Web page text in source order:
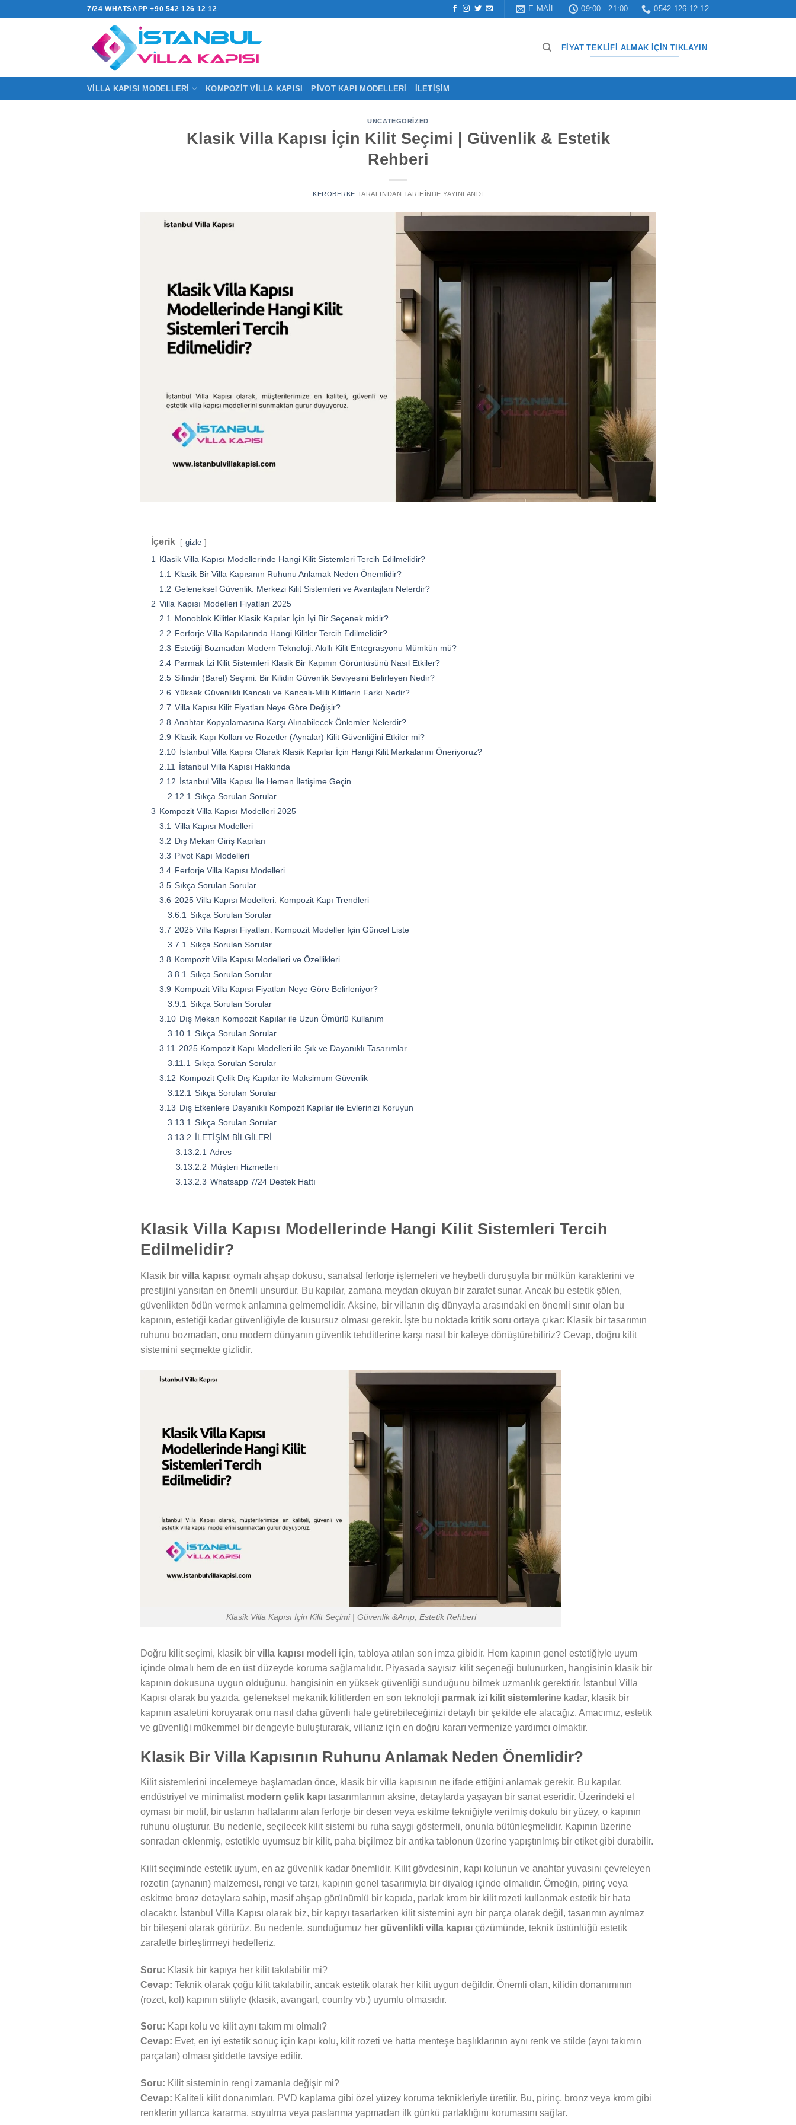
7/24 WHATSAPP +90 542 126 12 12 E-MAIL 09:00 - 21:00 0542 126 12 12
FIYAT TEKLIFI ALMAK İÇIN TIKLAYIN
VILLA KAPISI MODELLERI KOMPOZIT VILLA KAPISI PIVOT KAPI MODELLERI İLETIŞIM
UNCATEGORIZED
Klasik Villa Kapısı İçin Kilit Seçimi | Güvenlik & Estetik
Rehberi
KEROBERKE TARAFINDAN TARIHINDE YAYINLANDI
İçerik gizle
1 Klasik Villa Kapısı Modellerinde Hangi Kilit Sistemleri Tercih Edilmelidir?
1.1 Klasik Bir Villa Kapısının Ruhunu Anlamak Neden Önemlidir?
1.2 Geleneksel Güvenlik: Merkezi Kilit Sistemleri ve Avantajları Nelerdir?
2 Villa Kapısı Modelleri Fiyatları 2025
2.1 Monoblok Kilitler Klasik Kapılar İçin İyi Bir Seçenek midir?
2.2 Ferforje Villa Kapılarında Hangi Kilitler Tercih Edilmelidir?
2.3 Estetiği Bozmadan Modern Teknoloji: Akıllı Kilit Entegrasyonu Mümkün mü?
2.4 Parmak İzi Kilit Sistemleri Klasik Bir Kapının Görüntüsünü Nasıl Etkiler?
2.5 Silindir (Barel) Seçimi: Bir Kilidin Güvenlik Seviyesini Belirleyen Nedir?
2.6 Yüksek Güvenlikli Kancalı ve Kancalı-Milli Kilitlerin Farkı Nedir?
2.7 Villa Kapısı Kilit Fiyatları Neye Göre Değişir?
2.8 Anahtar Kopyalamasına Karşı Alınabilecek Önlemler Nelerdir?
2.9 Klasik Kapı Kolları ve Rozetler (Aynalar) Kilit Güvenliğini Etkiler mi?
2.10 İstanbul Villa Kapısı Olarak Klasik Kapılar İçin Hangi Kilit Markalarını Öneriyoruz?
2.11 İstanbul Villa Kapısı Hakkında
2.12 İstanbul Villa Kapısı İle Hemen İletişime Geçin
2.12.1 Sıkça Sorulan Sorular
3 Kompozit Villa Kapısı Modelleri 2025
3.1 Villa Kapısı Modelleri
3.2 Dış Mekan Giriş Kapıları
3.3 Pivot Kapı Modelleri
3.4 Ferforje Villa Kapısı Modelleri
3.5 Sıkça Sorulan Sorular
3.6 2025 Villa Kapısı Modelleri: Kompozit Kapı Trendleri
3.6.1 Sıkça Sorulan Sorular
3.7 2025 Villa Kapısı Fiyatları: Kompozit Modeller İçin Güncel Liste
3.7.1 Sıkça Sorulan Sorular
3.8 Kompozit Villa Kapısı Modelleri ve Özellikleri
3.8.1 Sıkça Sorulan Sorular
3.9 Kompozit Villa Kapısı Fiyatları Neye Göre Belirleniyor?
3.9.1 Sıkça Sorulan Sorular
3.10 Dış Mekan Kompozit Kapılar ile Uzun Ömürlü Kullanım
3.10.1 Sıkça Sorulan Sorular
3.11 2025 Kompozit Kapı Modelleri ile Şık ve Dayanıklı Tasarımlar
3.11.1 Sıkça Sorulan Sorular
3.12 Kompozit Çelik Dış Kapılar ile Maksimum Güvenlik
3.12.1 Sıkça Sorulan Sorular
3.13 Dış Etkenlere Dayanıklı Kompozit Kapılar ile Evlerinizi Koruyun
3.13.1 Sıkça Sorulan Sorular
3.13.2 İLETİŞİM BİLGİLERİ
3.13.2.1 Adres
3.13.2.2 Müşteri Hizmetleri
3.13.2.3 Whatsapp 7/24 Destek Hattı
Klasik Villa Kapısı Modellerinde Hangi Kilit Sistemleri Tercih
Edilmelidir?
Klasik bir villa kapısı; oymalı ahşap dokusu, sanatsal ferforje işlemeleri ve heybetli duruşuyla bir mülkün karakterini ve
prestijini yansıtan en önemli unsurdur. Bu kapılar, zamana meydan okuyan bir zarafet sunar. Ancak bu estetik şölen,
güvenlikten ödün vermek anlamına gelmemelidir. Aksine, bir villanın dış dünyayla arasındaki en önemli sınır olan bu
kapının, estetiği kadar güvenliğiyle de kusursuz olması gerekir. İşte bu noktada kritik soru ortaya çıkar: Klasik bir tasarımın
ruhunu bozmadan, onu modern dünyanın güvenlik tehditlerine karşı nasıl bir kaleye dönüştürebiliriz? Cevap, doğru kilit
sistemini seçmekte gizlidir.
Klasik Villa Kapısı İçin Kilit Seçimi | Güvenlik &Amp; Estetik Rehberi
Doğru kilit seçimi, klasik bir villa kapısı modeli için, tabloya atılan son imza gibidir. Hem kapının genel estetiğiyle uyum
içinde olmalı hem de en üst düzeyde koruma sağlamalıdır. Piyasada sayısız kilit seçeneği bulunurken, hangisinin klasik bir
kapının dokusuna uygun olduğunu, hangisinin en yüksek güvenliği sunduğunu bilmek uzmanlık gerektirir. İstanbul Villa
Kapısı olarak bu yazıda, geleneksel mekanik kilitlerden en son teknoloji parmak izi kilit sistemlerine kadar, klasik bir
kapının asaletini koruyarak onu nasıl daha güvenli hale getirebileceğinizi detaylı bir şekilde ele alacağız. Amacımız, estetik
ve güvenliği mükemmel bir dengeyle buluşturarak, villanız için en doğru kararı vermenize yardımcı olmaktır.
Klasik Bir Villa Kapısının Ruhunu Anlamak Neden Önemlidir?
Kilit sistemlerini incelemeye başlamadan önce, klasik bir villa kapısının ne ifade ettiğini anlamak gerekir. Bu kapılar,
endüstriyel ve minimalist modern çelik kapı tasarımlarının aksine, detaylarda yaşayan bir sanat eseridir. Üzerindeki el
oyması bir motif, bir ustanın haftalarını alan ferforje bir desen veya eskitme tekniğiyle verilmiş dokulu bir yüzey, o kapının
ruhunu oluşturur. Bu nedenle, seçilecek kilit sistemi bu ruha saygı göstermeli, onunla bütünleşmelidir. Kapının üzerine
sonradan eklenmiş, estetikle uyumsuz bir kilit, paha biçilmez bir antika tablonun üzerine yapıştırılmış bir etiket gibi durabilir.
Kilit seçiminde estetik uyum, en az güvenlik kadar önemlidir. Kilit gövdesinin, kapı kolunun ve anahtar yuvasını çevreleyen
rozetin (aynanın) malzemesi, rengi ve tarzı, kapının genel tasarımıyla bir diyalog içinde olmalıdır. Örneğin, pirinç veya
eskitme bronz detaylara sahip, masif ahşap görünümlü bir kapıda, parlak krom bir kilit rozeti kullanmak estetik bir hata
olacaktır. İstanbul Villa Kapısı olarak biz, bir kapıyı tasarlarken kilit sistemini ayrı bir parça olarak değil, tasarımın ayrılmaz
bir bileşeni olarak görürüz. Bu nedenle, sunduğumuz her güvenlikli villa kapısı çözümünde, teknik üstünlüğü estetik
zarafetle birleştirmeyi hedefleriz.
Soru: Klasik bir kapıya her kilit takılabilir mi?
Cevap: Teknik olarak çoğu kilit takılabilir, ancak estetik olarak her kilit uygun değildir. Önemli olan, kilidin donanımının
(rozet, kol) kapının stiliyle (klasik, avangart, country vb.) uyumlu olmasıdır.
Soru: Kapı kolu ve kilit aynı takım mı olmalı?
Cevap: Evet, en iyi estetik sonuç için kapı kolu, kilit rozeti ve hatta menteşe başlıklarının aynı renk ve stilde (aynı takımın
parçaları) olması şiddetle tavsiye edilir.
Soru: Kilit sisteminin rengi zamanla değişir mi?
Cevap: Kaliteli kilit donanımları, PVD kaplama gibi özel yüzey koruma teknikleriyle üretilir. Bu, pirinç, bronz veya krom gibi
renklerin yıllarca kararma, soyulma veya paslanma yapmadan ilk günkü parlaklığını korumasını sağlar.